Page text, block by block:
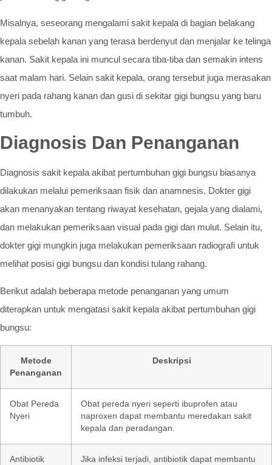
Misalnya, seseorang mengalami sakit kepala di bagian belakang
kepala sebelah kanan yang terasa berdenyut dan menjalar ke telinga
kanan. Sakit kepala ini muncul secara tiba-tiba dan semakin intens
saat malam hari. Selain sakit kepala, orang tersebut juga merasakan
nyeri pada rahang kanan dan gusi di sekitar gigi bungsu yang baru
tumbuh.
Diagnosis Dan Penanganan
Diagnosis sakit kepala akibat pertumbuhan gigi bungsu biasanya
dilakukan melalui pemeriksaan fisik dan anamnesis. Dokter gigi
akan menanyakan tentang riwayat kesehatan, gejala yang dialami,
dan melakukan pemeriksaan visual pada gigi dan mulut. Selain itu,
dokter gigi mungkin juga melakukan pemeriksaan radiografi untuk
melihat posisi gigi bungsu dan kondisi tulang rahang.
Berikut adalah beberapa metode penanganan yang umum
diterapkan untuk mengatasi sakit kepala akibat pertumbuhan gigi
bungsu:
Metode
Penanganan
Deskripsi
Obat Pereda
Nyeri
Obat pereda nyeri seperti ibuprofen atau
naproxen dapat membantu meredakan sakit
kepala dan peradangan.
Antibiotik
Jika infeksi terjadi, antibiotik dapat membantu